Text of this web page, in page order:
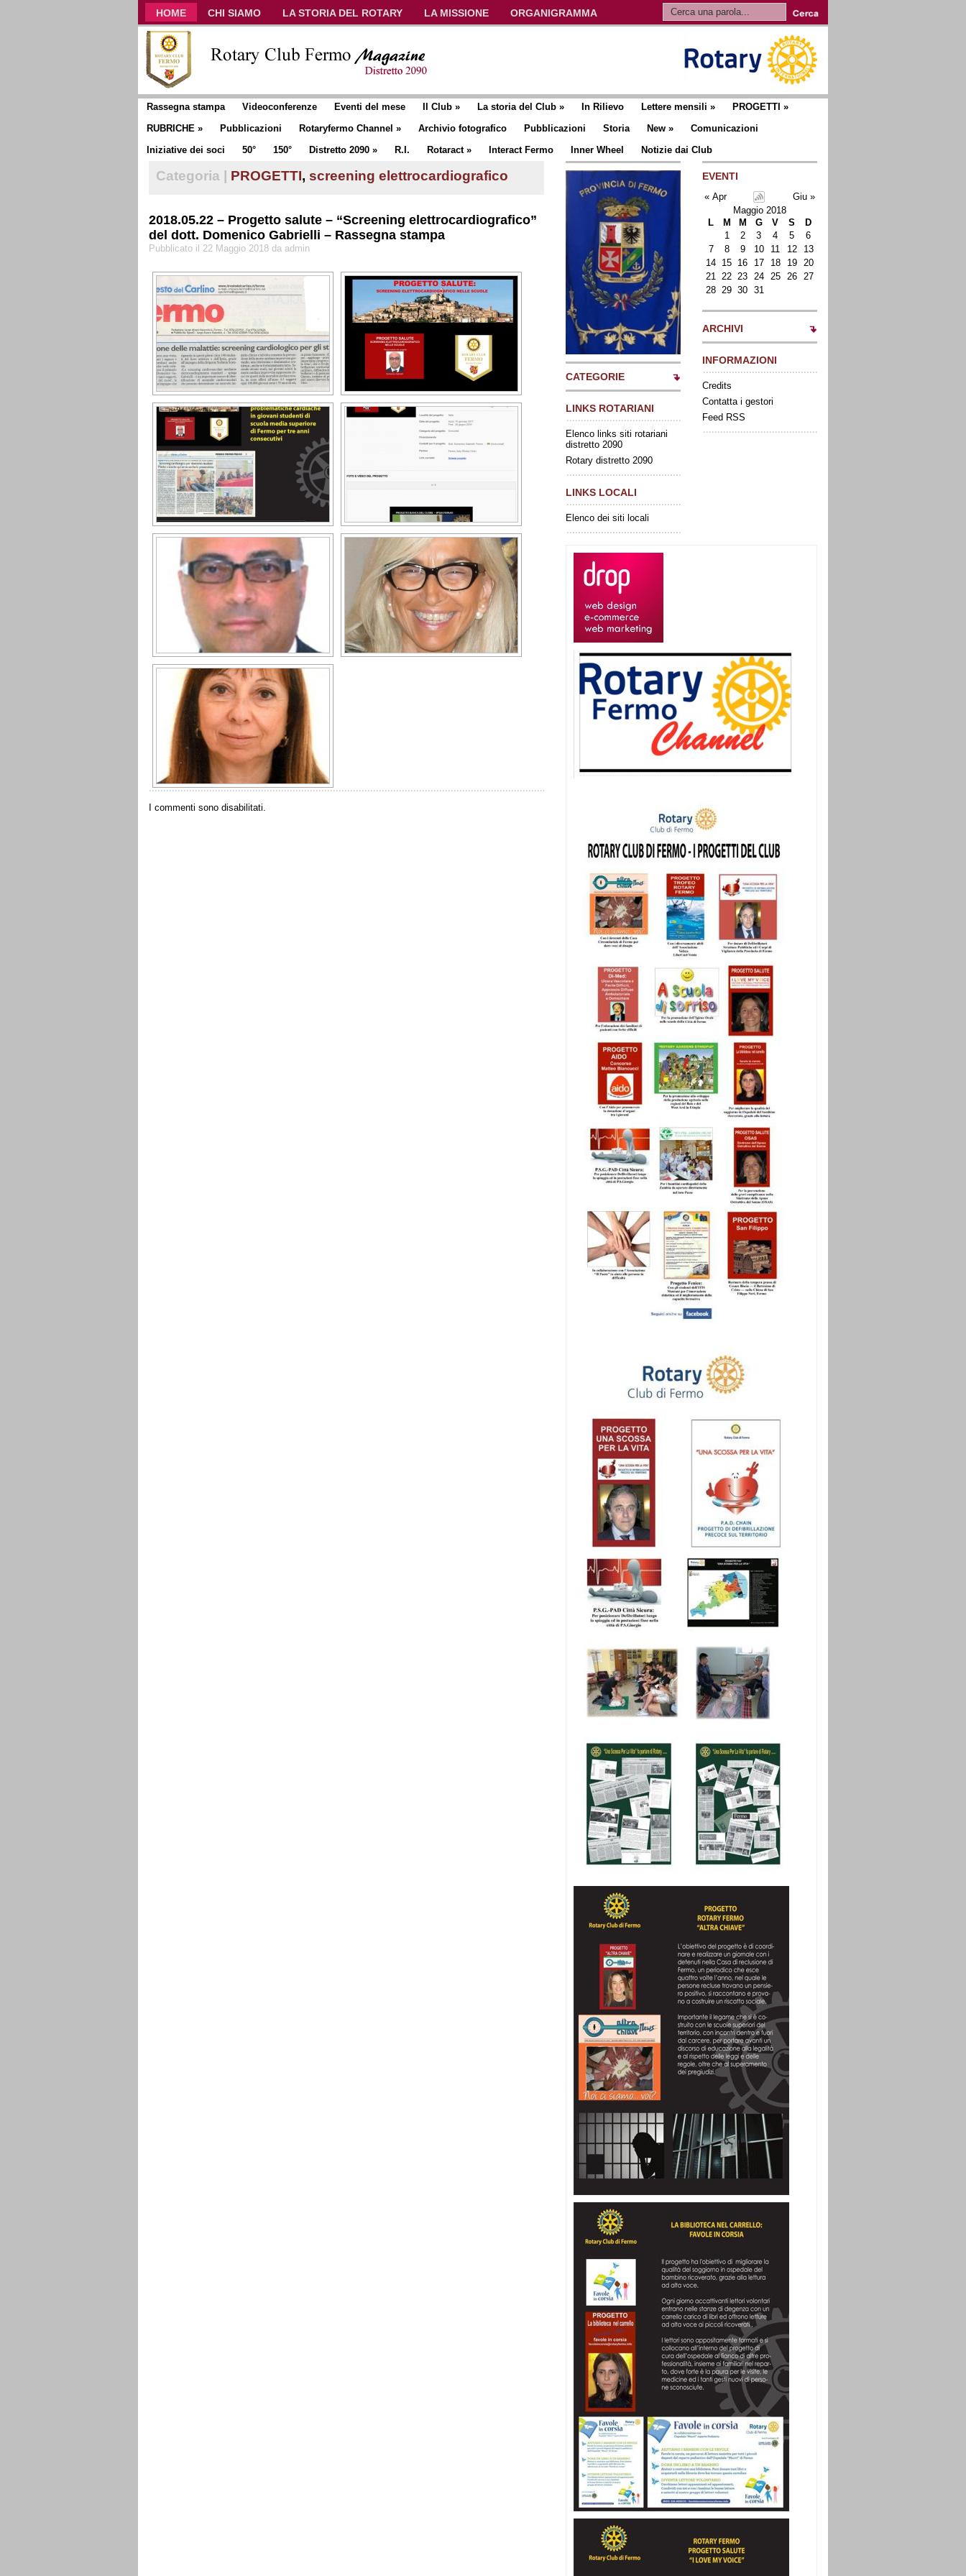
HOME CHI SIAMO LA STORIA DEL ROTARY LA MISSIONE
ORGANIGRAMMA
CLUB COMMUNICATOR
Rassegna stampa Videoconferenze Eventi del mese Il Club » La storia del Club » In Rilievo Lettere mensili » PROGETTI »
RUBRICHE » Pubblicazioni Rotaryfermo Channel » Archivio fotografico Pubblicazioni Storia New »
Comunicazioni
Iniziative dei soci
50° 150° Distretto 2090 » R.I. Rotaract» Interact Fermo Inner Wheel Notizie dai Club
Categoria | PROGETTI, screening elettrocardiografico
2018.05.22 – Progetto salute – “Screening elettrocardiografico”
del dott. Domenico Gabrielli – Rassegna stampa
Pubblicato il 22 Maggio 2018 da admin
I commenti sono disabilitati.
CATEGORIE
LINKS ROTARIANI
Elenco links siti rotariani
distretto 2090
Rotary distretto 2090
LINKS LOCALI
Elenco dei siti locali
EVENTI
« Apr
Giu »
Maggio 2018
L
M M G V S
D
1
2 3 4 5
6
7
8 9 10 11 12
13
14 15 16 17 18 19
20
21 22 23 24 25 26
27
28 29 30 31
ARCHIVI
INFORMAZIONI
Credits
Contatta i gestori
Feed RSS